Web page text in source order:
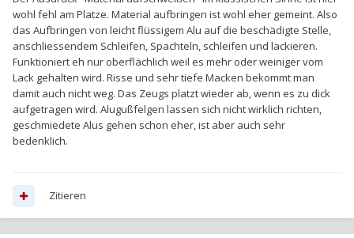
wohl fehl am Platze. Material aufbringen ist wohl eher gemeint. Also
das Aufbringen von leicht flüssigem Alu auf die beschädigte Stelle,
anschliessendem Schleifen, Spachteln, schleifen und lackieren.
Funktioniert eh nur oberflächlich weil es mehr oder weiniger vom
Lack gehalten wird. Risse und sehr tiefe Macken bekommt man
damit auch nicht weg. Das Zeugs platzt wieder ab, wenn es zu dick
aufgetragen wird. Alugußfelgen lassen sich nicht wirklich richten,
geschmiedete Alus gehen schon eher, ist aber auch sehr
bedenklich.
Zitieren